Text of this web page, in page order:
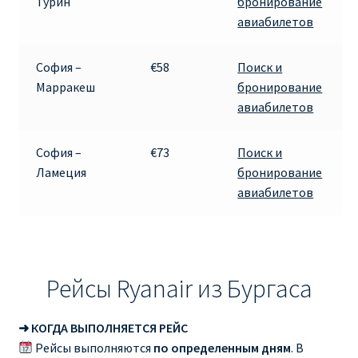
авиабилетов
София –
Марракеш
€58
Поиск и
бронирование
авиабилетов
София –
Ламеция
€73
Поиск и
бронирование
авиабилетов
Рейсы Ryanair из Бургаса
➜ КОГДА ВЫПОЛНЯЕТСЯ РЕЙС
Рейсы выполняются по определенным дням. В